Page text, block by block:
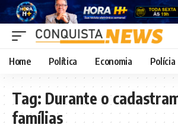
Home Política Economia Polícia
Tag: Durante o
famílias